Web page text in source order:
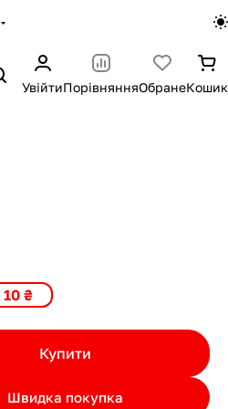
УвійтиПорівнянняОбранеКошик
10 ₴
Купити
Швидка покупка